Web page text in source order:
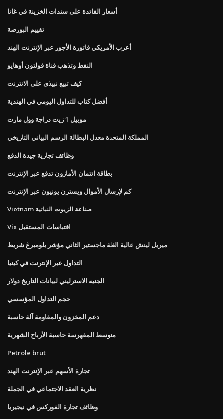
أسعار الفائدة على سندات الخزينة في غانا
تقييم البورصة
أعرب الأمريكي فاتورة الأجور عبر الإنترنت الهند
النفط وتذهب قناة فولتون أوهايو
كيف تبيع نبيذى على الانترنت
أفضل كتاب للتداول اليومي في الهندية
موبيل 1 زيت دراجة وول مارت
المملكة المتحدة معدل البطالة الرسم البياني التاريخي
وظائف تجارية جيدة الدفع
بطاقة ائتمان الأمازون تدفع عبر الإنترنت
كم لإرسال الأموال ويسترن يونيون عبر الإنترنت
Vietnam صناعة الزيوت النباتية
Vix اقتباسات المستقبل
ميريل لينش عالية الغلة ماجستير الثاني مؤشر بلومبرغ شريط
التداول عبر الإنترنت في كينيا
الجنيه الاسترليني لبيانات التاريخ دولار
حجم التداول المؤسسي
دعم المخزون والمقاومة آلة حاسبة
متوسط ​​المفهرسة حاسبة الأرباح الشهرية
Petrole brut
تجارة الأسهم عبر الإنترنت الهند
نظرية العقد الاجتماعي في الجملة
وظائف تجارة الفوركس في نيجيريا